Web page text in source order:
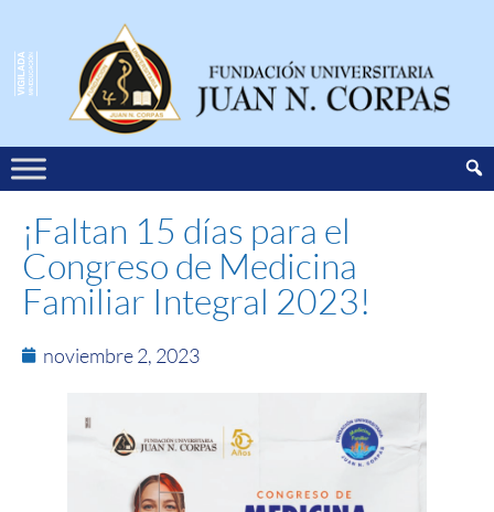
¡Faltan 15 días para el
Congreso de Medicina
Familiar Integral 2023!
noviembre 2, 2023